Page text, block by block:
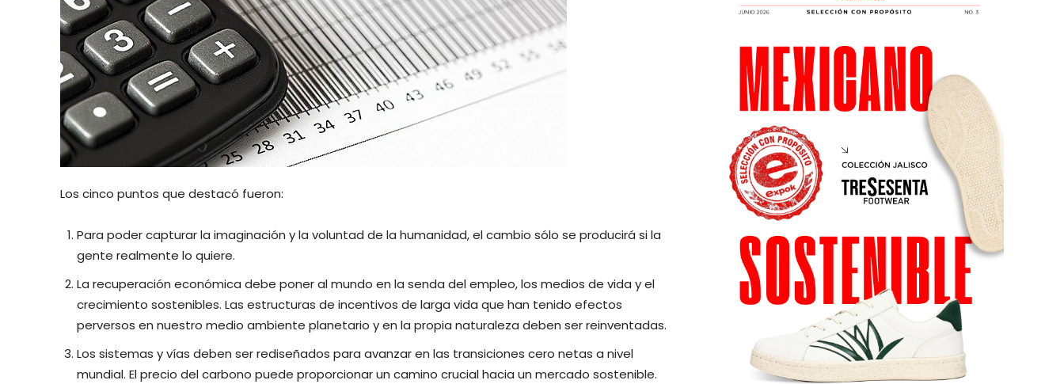
Los cinco puntos que destacó fueron:
Para poder capturar la imaginación y la voluntad de la humanidad, el cambio sólo se producirá si la
gente realmente lo quiere.
La recuperación económica debe poner al mundo en la senda del empleo, los medios de vida y el
crecimiento sostenibles. Las estructuras de incentivos de larga vida que han tenido efectos
perversos en nuestro medio ambiente planetario y en la propia naturaleza deben ser reinventadas.
Los sistemas y vías deben ser rediseñados para avanzar en las transiciones cero netas a nivel
mundial. El precio del carbono puede proporcionar un camino crucial hacia un mercado sostenible.